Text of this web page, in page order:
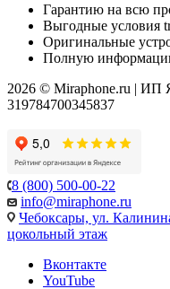
Гарантию на всю
Выгодные условия
Оригинальные
Полную
2026 © Miraphone.ru |
319784700345837
8 (800) 500-00-22
info@miraphone.ru
Чебоксары, ул.
цокольный этаж
Вконтакте
YouTube